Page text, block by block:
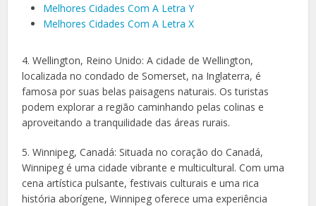
Melhores Cidades Com A Letra Y
Melhores Cidades Com A Letra X
4. Wellington, Reino Unido: A cidade de Wellington,
localizada no condado de Somerset, na Inglaterra, é
famosa por suas belas paisagens naturais. Os turistas
podem explorar a região caminhando pelas colinas e
aproveitando a tranquilidade das áreas rurais.
5. Winnipeg, Canadá: Situada no coração do Canadá,
Winnipeg é uma cidade vibrante e multicultural. Com uma
cena artística pulsante, festivais culturais e uma rica
história aborígene, Winnipeg oferece uma experiência